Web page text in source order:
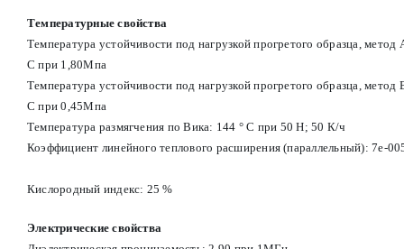
Температурные свойства
Температура устойчивости под нагрузкой прогретого образца, метод
С при 1,80Мпа
Температура устойчивости под нагрузкой прогретого образца, метод
С при 0,45Мпа
Температура размягчения по Вика: 144 ° С при 50 Н; 50 К/ч
Коэффициент линейного теплового расширения (параллельный): 7e-
Кислородный индекс: 25 %
Электрические свойства